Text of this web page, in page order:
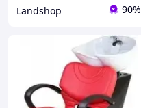
Landshop 90%